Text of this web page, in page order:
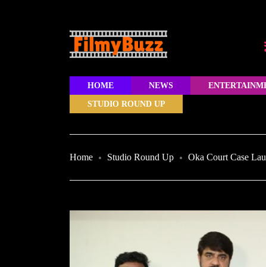
HOME NEWS
STUDIO ROUND UP
Home Studio Round Up Oka Court Case